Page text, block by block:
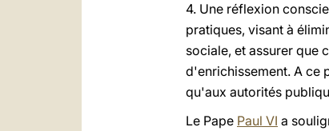
4. Une réflexion
pratiques, visant à
sociale, et assurer que
d'enrichissement. A ce
qu'aux autorités
Le Pape Paul VI a